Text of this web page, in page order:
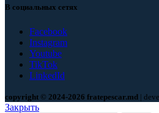
В социальных сетях
Facebook
Instagram
Youtube
TikTok
LinkedId
copyright © 2024-2026 fratepescar.md |
Закрыть